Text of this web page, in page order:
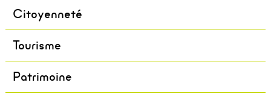
Citoyenneté
Tourisme
Patrimoine